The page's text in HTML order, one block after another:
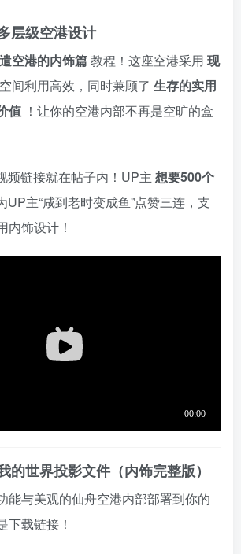
层级空港设计
空港的内饰篇教程！这座空港采用 现
空间利用高效，同时兼顾了 生存的实用
值 ！让你的空港内部不再是空旷的盒
频链接就在帖子内！UP主 想要500个
UP主“咸到老时变成鱼”点赞三连，支
内饰设计！
的世界投影文件（内饰完整版）
能与美观的仙舟空港内部部署到你的
下载链接！